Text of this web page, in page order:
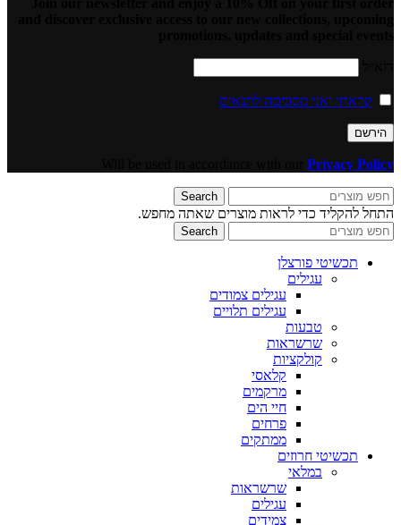
קראתי ואני מסכיםה לתנאים
Privacy Policy
Search
התחל להקליד כדי לראות מוצרים שאתה מחפש.
Search
תכשיטי פורצלן
עגילים
עגילים צמודים
עגילים תלויים
טבעות
שרשראות
קולקציות
קלאסי
מרקמים
חיי הים
פרחים
ממתקים
תכשיטי חרוזים
במלאי
שרשראות
עגילים
צמידים